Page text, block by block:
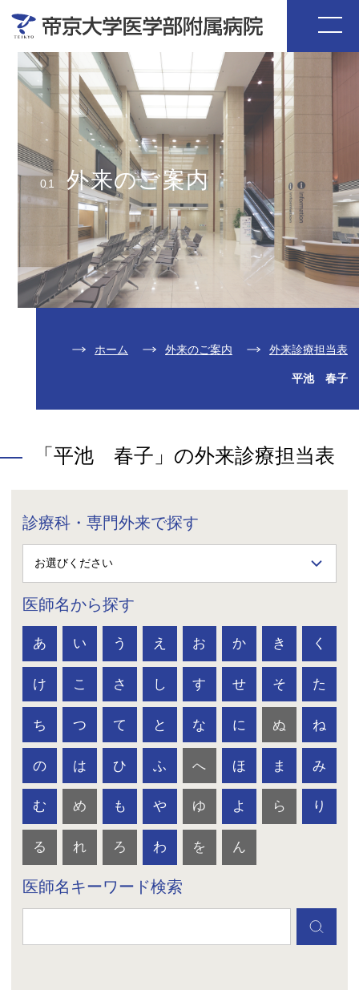
01 外来のご案内
ホーム 外来のご案内 外来診療担当表
平池 春子
「平池 春子」の外来診療担当表
診療科・専門外来で探す
医師名から探す
あ い う え お か き く
け こ さ し す せ そ た
ち つ て と な に ぬ ね
の は ひ ふ へ ほ ま み
む め も や ゆ よ ら り
る れ ろ わ を ん
医師名キーワード検索